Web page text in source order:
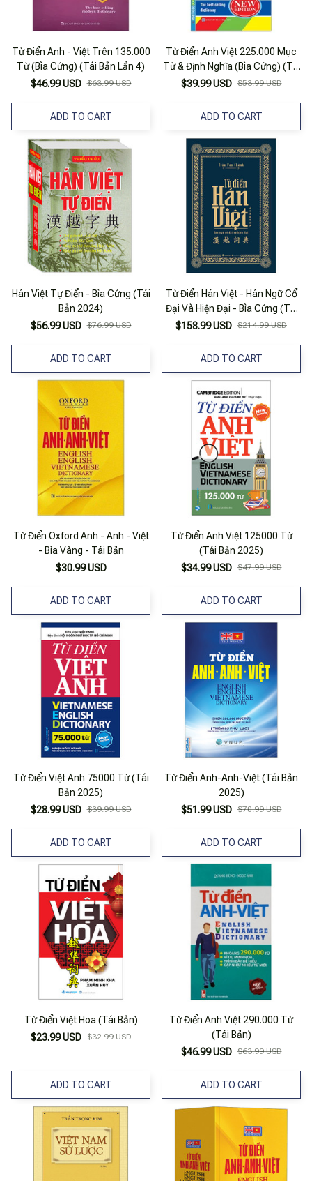
Từ Điển Anh - Việt Trên 135.000
Từ (Bìa Cứng) (Tái Bản Lần 4)
$46.99 USD $63.99 USD
ADD TO CART
Từ Điển Anh Việt 225.000 Mục
Từ & Định Nghĩa (Bìa Cứng) (Tái
Bản 2024)
$39.99 USD $53.99 USD
ADD TO CART
Hán Việt Tự Điển - Bìa Cứng (Tái
Bản 2024)
$56.99 USD $76.99 USD
ADD TO CART
Từ Điển Hán Việt - Hán Ngữ Cổ
Đại Và Hiện Đại - Bìa Cứng (Tái
Bản 2025)
$158.99 USD $214.99 USD
ADD TO CART
Từ Điển Oxford Anh - Anh - Việt
- Bìa Vàng - Tái Bản
$30.99 USD
ADD TO CART
Từ Điển Anh Việt 125000 Từ
(Tái Bản 2025)
$34.99 USD $47.99 USD
ADD TO CART
Từ Điển Việt Anh 75000 Từ (Tái
Bản 2025)
$28.99 USD $39.99 USD
ADD TO CART
Từ Điển Anh-Anh-Việt (Tái Bản
2025)
$51.99 USD $70.99 USD
ADD TO CART
Từ Điển Việt Hoa (Tái Bản)
$23.99 USD $32.99 USD
ADD TO CART
Từ Điển Anh Việt 290.000 Từ
(Tái Bản)
$46.99 USD $63.99 USD
ADD TO CART